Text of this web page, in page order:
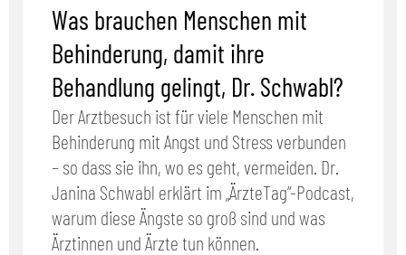
Was brauchen Menschen mit
Behinderung, damit ihre
Behandlung gelingt, Dr. Schwabl?
Der Arztbesuch ist für viele Menschen mit
Behinderung mit Angst und Stress verbunden
– so dass sie ihn, wo es geht, vermeiden. Dr.
Janina Schwabl erklärt im „ÄrzteTag“-Podcast,
warum diese Ängste so groß sind und was
Ärztinnen und Ärzte tun können.